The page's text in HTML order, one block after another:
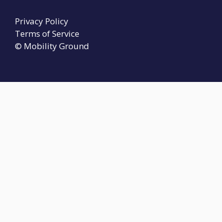
© Mobility Ground
Privacy Policy
Terms of Service